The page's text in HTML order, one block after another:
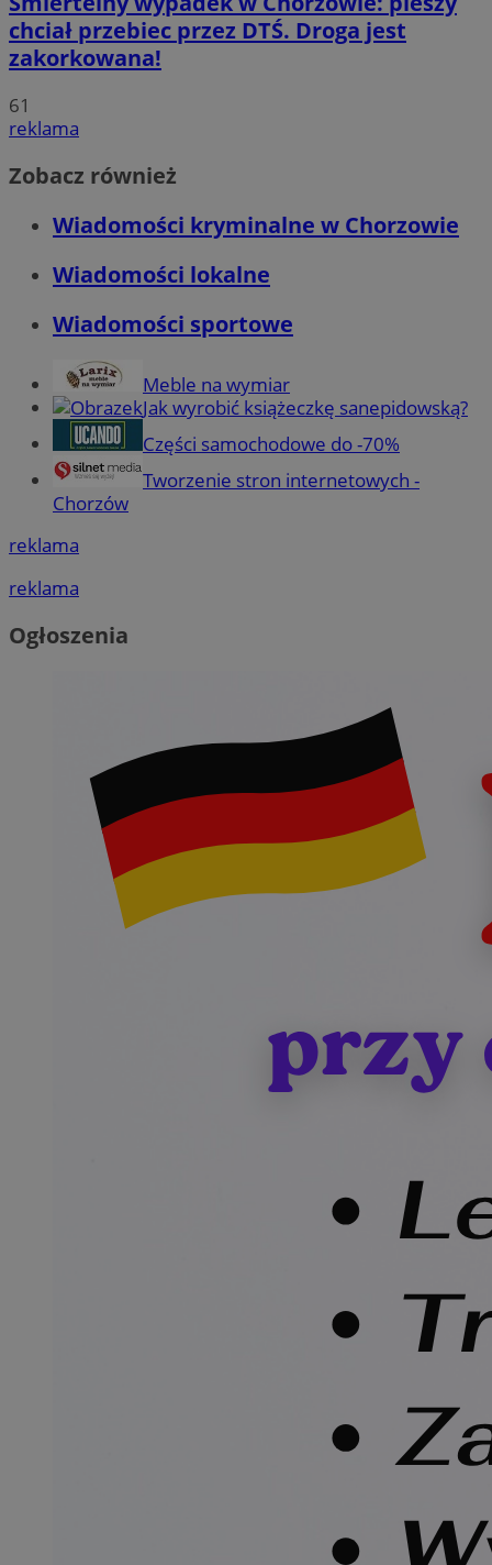
chciał przebiec przez DTŚ. Droga jest
zakorkowana!
61
reklama
Zobacz również
Wiadomości kryminalne w Chorzowie
Wiadomości lokalne
Wiadomości sportowe
Meble na wymiar
Jak wyrobić książeczkę sanepidowską?
Części samochodowe do -70%
Tworzenie stron internetowych -
Chorzów
reklama
reklama
Ogłoszenia